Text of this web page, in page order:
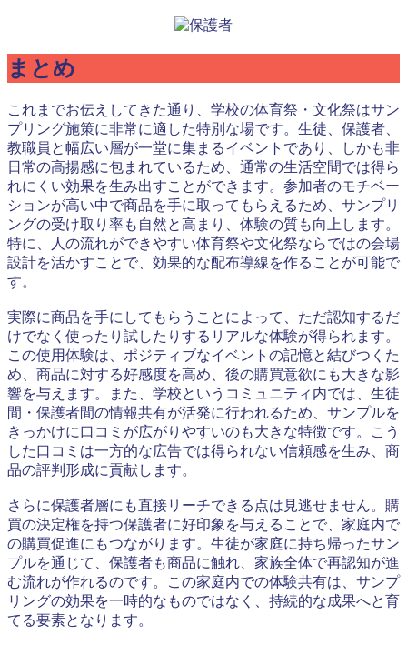
まとめ
これまでお伝えしてきた通り、学校の体育祭・文化祭はサン
プリング施策に非常に適した特別な場です。生徒、保護者、
教職員と幅広い層が一堂に集まるイベントであり、しかも非
日常の高揚感に包まれているため、通常の生活空間では得ら
れにくい効果を生み出すことができます。参加者のモチベー
ションが高い中で商品を手に取ってもらえるため、サンプリ
ングの受け取り率も自然と高まり、体験の質も向上します。
特に、人の流れができやすい体育祭や文化祭ならではの会場
設計を活かすことで、効果的な配布導線を作ることが可能で
す。
実際に商品を手にしてもらうことによって、ただ認知するだ
けでなく使ったり試したりするリアルな体験が得られます。
この使用体験は、ポジティブなイベントの記憶と結びつくた
め、商品に対する好感度を高め、後の購買意欲にも大きな影
響を与えます。また、学校というコミュニティ内では、生徒
間・保護者間の情報共有が活発に行われるため、サンプルを
きっかけに口コミが広がりやすいのも大きな特徴です。こう
した口コミは一方的な広告では得られない信頼感を生み、商
品の評判形成に貢献します。
さらに保護者層にも直接リーチできる点は見逃せません。購
買の決定権を持つ保護者に好印象を与えることで、家庭内で
の購買促進にもつながります。生徒が家庭に持ち帰ったサン
プルを通じて、保護者も商品に触れ、家族全体で再認知が進
む流れが作れるのです。この家庭内での体験共有は、サンプ
リングの効果を一時的なものではなく、持続的な成果へと育
てる要素となります。